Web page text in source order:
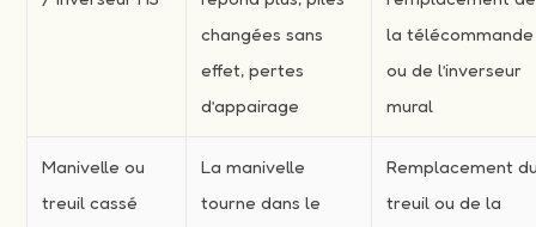
changées sans
effet, pertes
d’appairage
la télécommande
ou de l’inverseur
mural
Manivelle ou
treuil cassé
La manivelle
tourne dans le
Remplacement
treuil ou de la